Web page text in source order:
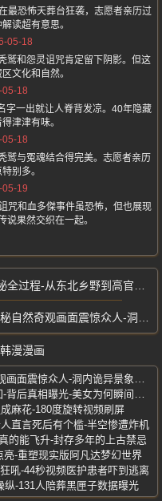
最恐怖天葬台狂袭，志愿者亲历过
读超有意思。
05-18
鹫和怨灵诅咒肯定留下阴影。但这
文化和自然。
18
字一出就让人脊背发凉。40年隐藏
津津有味。
18
鹫与冤魂结合得完美。志愿者亲历
别多。
19
咒和血多傑事件虽恐怖，但也展现
说果然交织在一起。
程-从东北乡野到高官座上宾
画面震惊众人-洞内诡异景象曝光
漫漫画
麻花-180度旋转视频刷屏
直言死后有个槛-半空惨遭炸机
的能飞升-封存多年的上古禁忌
-重塑现实版阿凡达梦幻世界
吼-44秒视频医护患者吓到逃离
纵-131人陪葬黑匣子数据曝光